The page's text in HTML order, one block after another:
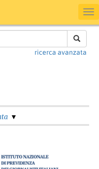
ricerca avanzata